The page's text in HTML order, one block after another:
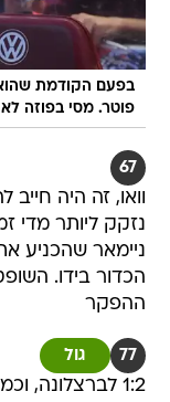
בפעם הקודמת
פוטר. מסי בפוזה לא
67
וואו, זה היה
נזקק ליותר מדי
ניימאר שהכניע
הכדור בידו.
ההפקר
77 גול
1:2 לברצלונה,